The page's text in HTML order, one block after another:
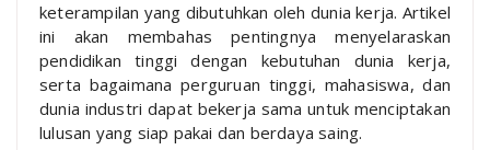
keterampilan yang dibutuhkan oleh dunia kerja. Artikel
ini akan membahas pentingnya menyelaraskan
pendidikan tinggi dengan kebutuhan dunia kerja,
serta bagaimana perguruan tinggi, mahasiswa, dan
dunia industri dapat bekerja sama untuk menciptakan
lulusan yang siap pakai dan berdaya saing.